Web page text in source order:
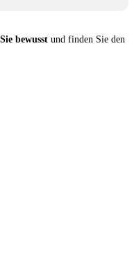
bewusst und finden Sie den